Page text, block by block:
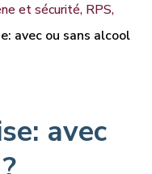
et sécurité, RPS,
avec ou sans alcool
avec